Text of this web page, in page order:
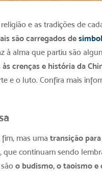
e as tradições de
são carregados de
à alma que partiu são
crenças e história da
e o luto. Confira mais
mas uma transição
que continuam sendo
são o budismo, o taoismo